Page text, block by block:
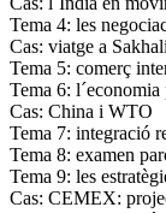
Tema 4: les
Cas: viatge a
Tema 5: comerç
Tema 6:
Cas: China i WTO
Tema 7: integració
Tema 8: examen
Tema 9: les
Cas: CEMEX: